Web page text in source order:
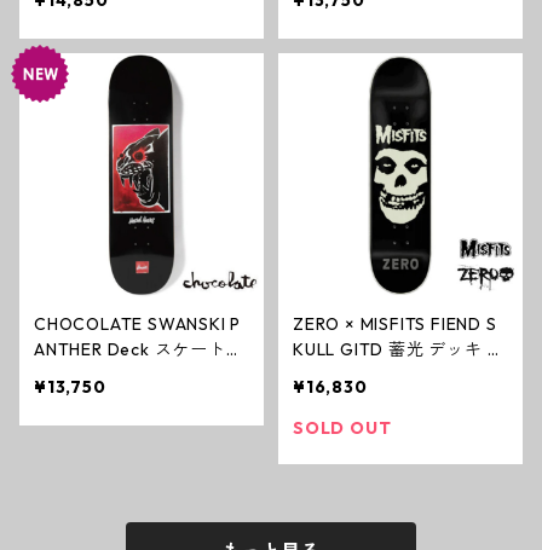
リミティブ コレート
CHOCOLATE SWANSKI P
ANTHER Deck スケートボ
AREZ チョコレート
¥13,750
ZERO × MISFITS FIEND S
KULL GITD 蓄光 デッキ G
ケートボード Skateboard
s
¥16,830
SOLD OUT